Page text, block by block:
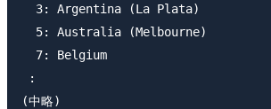
3: Argentina (La Plata)
5: Australia
7: Belgium
:
(中略)